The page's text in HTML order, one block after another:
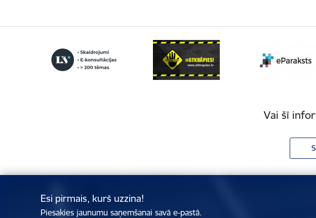
Vai šī
Esi pirmais, kurš uzzina!
Piesakies jaunumu saņemšanai savā e-pastā.